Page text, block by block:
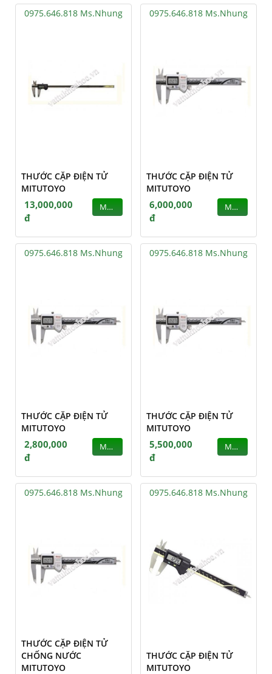
0975.646.818 Ms.Nhung
THƯỚC CẶP ĐIỆN TỬ
MITUTOYO
13,000,000
đ
MUA
0975.646.818 Ms.Nhung
THƯỚC CẶP ĐIỆN TỬ
MITUTOYO
6,000,000
đ
MUA
0975.646.818 Ms.Nhung
THƯỚC CẶP ĐIỆN TỬ
MITUTOYO
2,800,000
đ
MUA
0975.646.818 Ms.Nhung
THƯỚC CẶP ĐIỆN TỬ
MITUTOYO
5,500,000
đ
MUA
0975.646.818 Ms.Nhung
THƯỚC CẶP ĐIỆN TỬ
CHỐNG NƯỚC
MITUTOYO
0975.646.818 Ms.Nhung
THƯỚC CẶP ĐIỆN TỬ
MITUTOYO